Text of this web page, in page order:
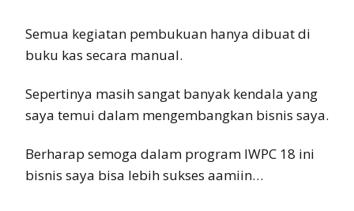
Semua kegiatan pembukuan hanya dibuat di
buku kas secara manual.
Sepertinya masih sangat banyak kendala yang
saya temui dalam mengembangkan bisnis saya.
Berharap semoga dalam program IWPC 18 ini
bisnis saya bisa lebih sukses aamiin…